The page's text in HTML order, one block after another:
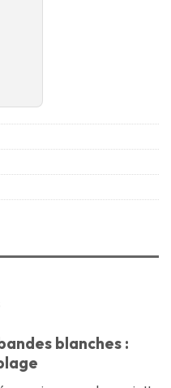
blanches :